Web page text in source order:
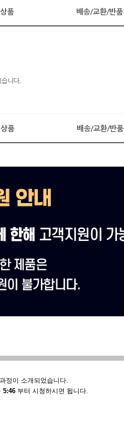
품 배송/교환/반품
니다.
품 배송/교환/반품
정이 소개되었습니다.
5:46부터 시청하시면 됩니다.